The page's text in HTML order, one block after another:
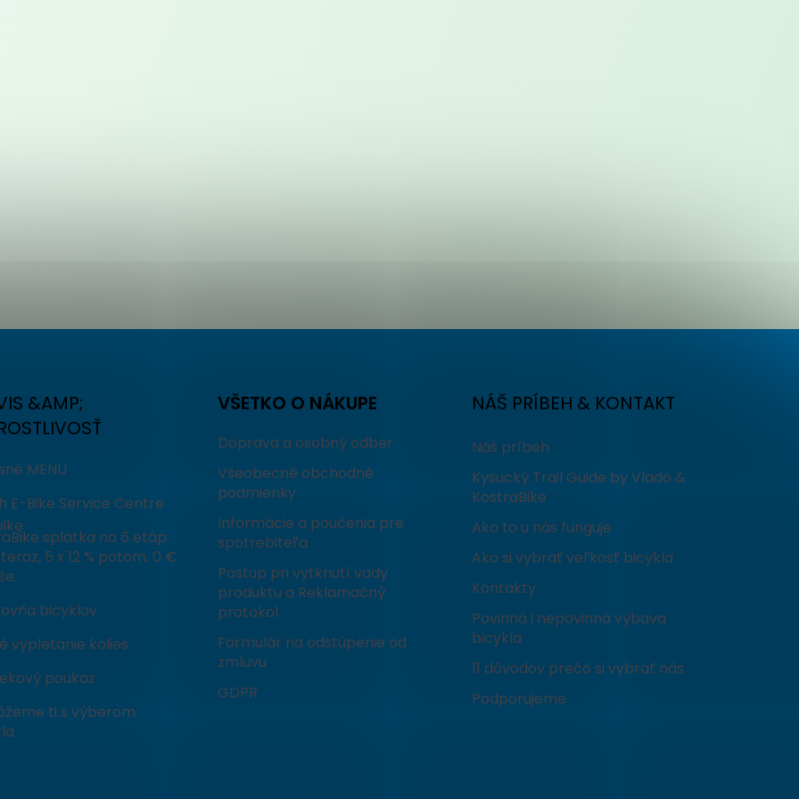
&AMP;
MENU
E-Bike Service Centre
splátka na 6 etáp:
5 x 12 % potom, 0 €
bicyklov
vypletanie kolies
poukaz
ti s výberom
VŠETKO O NÁKUPE
Doprava a osobný odber
Všeobecné obchodné
podmienky
Informácie a poučenia pre
spotrebiteľa
Postup pri vytknutí vady
produktu a Reklamačný
protokol
Formulár na odstúpenie od
zmluvu
GDPR
NÁŠ PRÍBEH & KONTAKT
Náš príbeh
Kysucký Trail Guide by Vlado &
KostraBike
Ako to u nás funguje
Ako si vybrať veľkosť bicykla
Kontakty
Povinná i nepovinná výbava
bicykla
11 dôvodov prečo si vybrať nás
Podporujeme